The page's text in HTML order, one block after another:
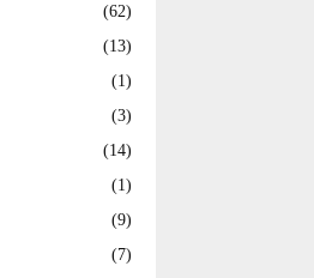
(62)
(13)
(1)
(3)
(14)
(1)
(9)
(7)